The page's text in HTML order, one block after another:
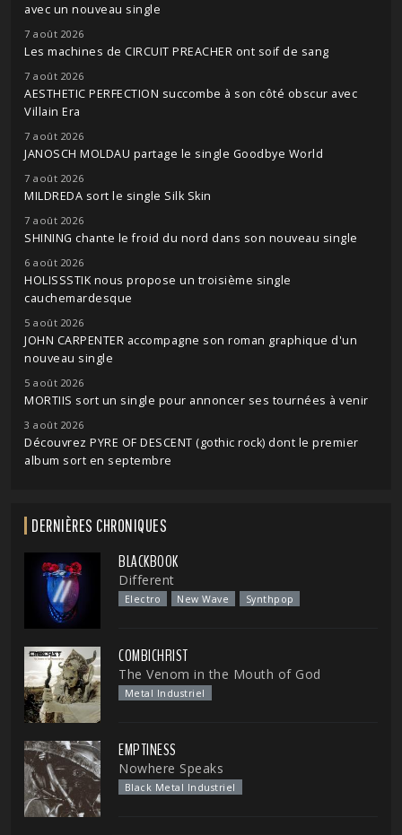
avec un nouveau single
7 août 2026
Les machines de CIRCUIT PREACHER ont soif de sang
7 août 2026
AESTHETIC PERFECTION succombe à son côté obscur avec
Villain Era
7 août 2026
JANOSCH MOLDAU partage le single Goodbye World
7 août 2026
MILDREDA sort le single Silk Skin
7 août 2026
SHINING chante le froid du nord dans son nouveau single
6 août 2026
HOLISSSTIK nous propose un troisième single
cauchemardesque
5 août 2026
JOHN CARPENTER accompagne son roman graphique d'un
nouveau single
5 août 2026
MORTIIS sort un single pour annoncer ses tournées à venir
3 août 2026
Découvrez PYRE OF DESCENT (gothic rock) dont le premier
album sort en septembre
DERNIÈRES CHRONIQUES
BLACKBOOK
Different
Electro New Wave Synthpop
COMBICHRIST
The Venom in the Mouth of God
Metal Industriel
EMPTINESS
Nowhere Speaks
Black Metal Industriel